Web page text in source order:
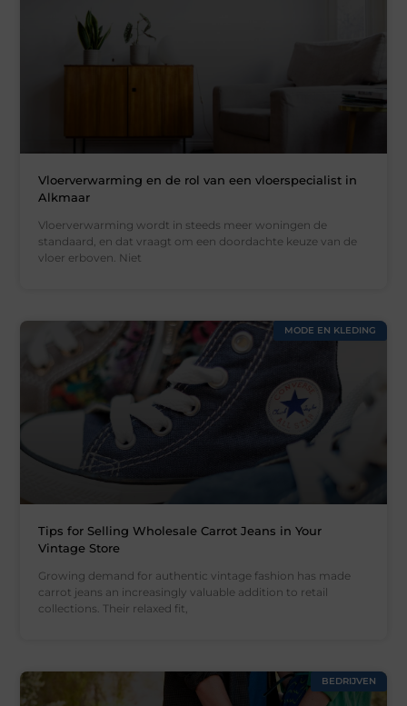
Vloerverwarming en de rol van een vloerspecialist in
Alkmaar
Vloerverwarming wordt in steeds meer woningen de
standaard, en dat vraagt om een doordachte keuze van de
vloer erboven. Niet
MODE EN KLEDING
Tips for Selling Wholesale Carrot Jeans in Your
Vintage Store
Growing demand for authentic vintage fashion has made
carrot jeans an increasingly valuable addition to retail
collections. Their relaxed fit,
BEDRIJVEN